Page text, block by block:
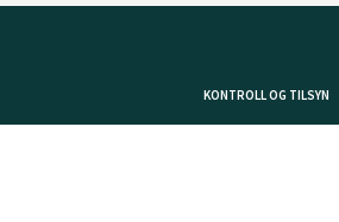
KONTROLL OG TILSYN